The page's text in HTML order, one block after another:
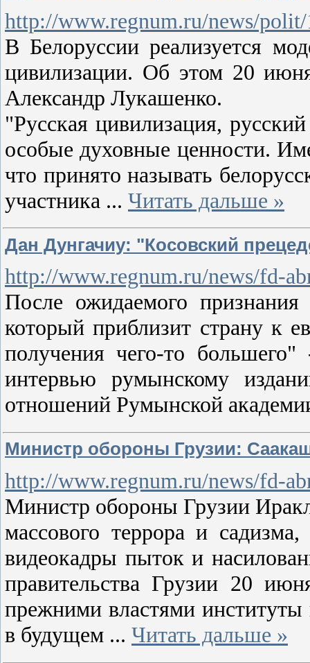
http://www.regnum.ru/news/
В Белоруссии реализуется
цивилизации. Об этом 20
Александр Лукашенко.
"Русская цивилизация,
особые духовные ценности.
что принято называть
участника ... Читать дальше »
Дан Дунгачиу: "Косовский
http://www.regnum.ru/news/fd-
После ожидаемого
который приблизит страну к
получения чего-то
интервью румынскому
отношений Румынской
Министр обороны Грузии:
http://www.regnum.ru/news/fd-
Министр обороны Грузии
массового террора и
видеокадры пыток и
правительства Грузии 20
прежними властями институты
в будущем ... Читать дальше »